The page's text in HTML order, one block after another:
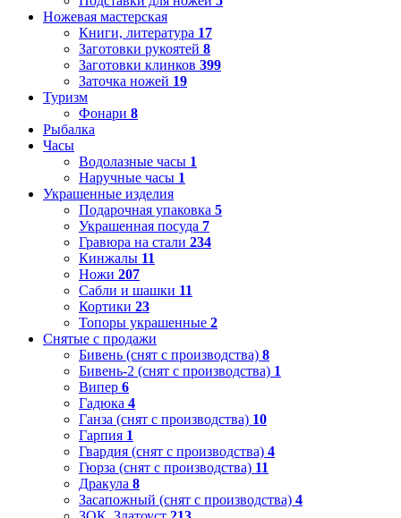
Ножевая мастерская
Книги, литература 17
Заготовки рукоятей 8
Заготовки клинков 399
Заточка ножей 19
Туризм
Фонари 8
Рыбалка
Часы
Водолазные часы 1
Наручные часы 1
Украшенные изделия
Подарочная упаковка 5
Украшенная посуда 7
Гравюра на стали 234
Кинжалы 11
Ножи 207
Сабли и шашки 11
Кортики 23
Топоры украшенные 2
Снятые с продажи
Бивень (снят с производства) 8
Бивень-2 (снят с производства) 1
Випер 6
Гадюка 4
Ганза (снят с производства) 10
Гарпия 1
Гвардия (снят с производства) 4
Гюрза (снят с производства) 11
Дракула 8
Засапожный (снят с производства) 4